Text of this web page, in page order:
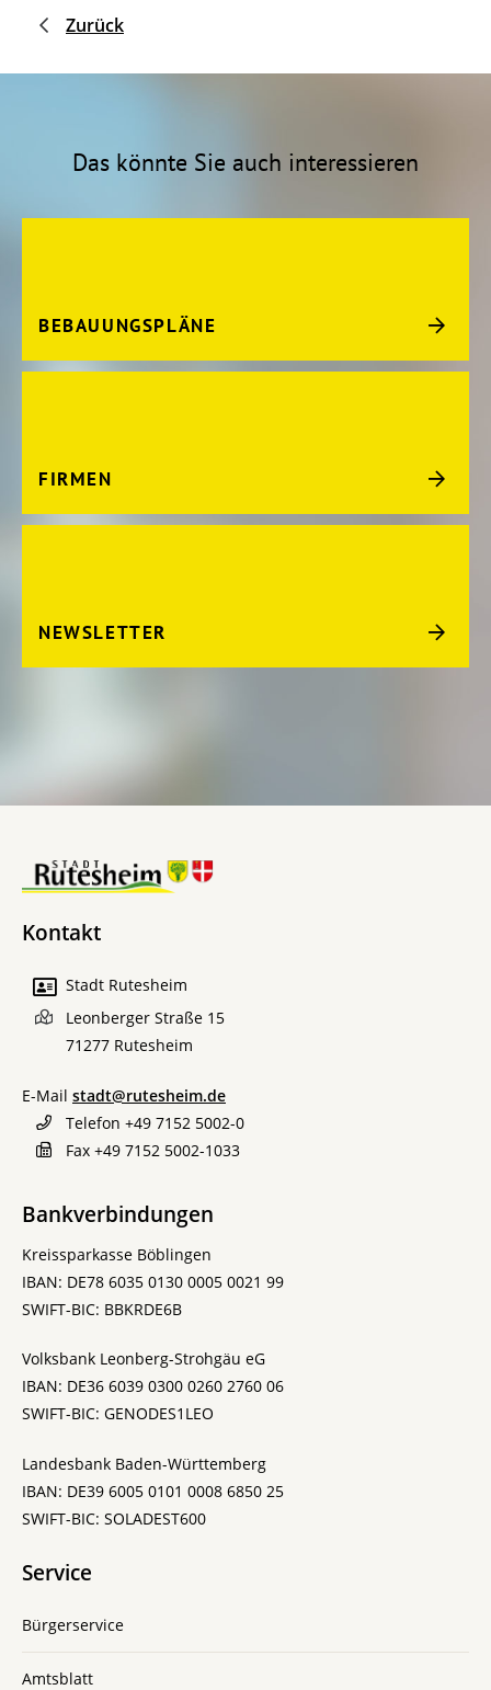
Zurück
Das könnte Sie auch interessieren
BEBAUUNGSPLÄNE
FIRMEN
NEWSLETTER
Kontakt
Stadt Rutesheim
Leonberger Straße 15
71277 Rutesheim
E-Mail stadt@rutesheim.de
Telefon +49 7152 5002-0
Fax +49 7152 5002-1033
Bankverbindungen
Kreissparkasse Böblingen
IBAN: DE78 6035 0130 0005 0021 99
SWIFT-BIC: BBKRDE6B
Volksbank Leonberg-Strohgäu eG
IBAN: DE36 6039 0300 0260 2760 06
SWIFT-BIC: GENODES1LEO
Landesbank Baden-Württemberg
IBAN: DE39 6005 0101 0008 6850 25
SWIFT-BIC: SOLADEST600
Service
Bürgerservice
Amtsblatt